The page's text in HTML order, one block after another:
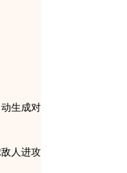
生成对
人进攻